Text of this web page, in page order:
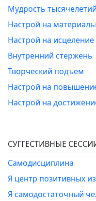
Мудрость тысячелетий
Настрой на
Настрой на исцеление
Внутренний стержень
Творческий подъем
Настрой на
Настрой на
СУГГЕСТИВНЫЕ
Самодисциплина
Я центр позитивных
Я самодостаточный